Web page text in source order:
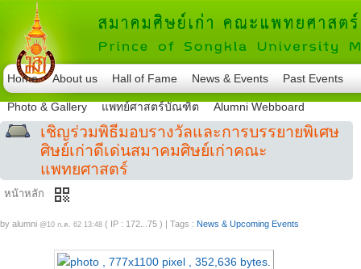
Home About us Hall of Fame News & Events Past Events
Photo & Gallery แพทย์ศาสตร์บัณฑิต Alumni Webboard
เชิญร่วมพิธีมอบรางวัลและการบรรยายพิเศษ
ศิษย์เก่าดีเด่นสมาคมศิษย์เก่าคณะ
แพทยศาสตร์
หน้าหลัก qr_code
by alumni @10 ก.ค. 62 13:48 ( IP : 172...75 ) | Tags : News & Upcoming Events